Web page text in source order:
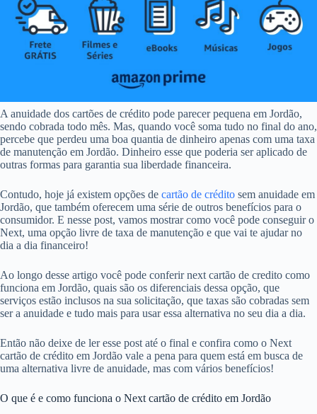
A anuidade dos cartões de crédito pode parecer pequena em Jordão,
sendo cobrada todo mês. Mas, quando você soma tudo no final do ano,
percebe que perdeu uma boa quantia de dinheiro apenas com uma taxa
de manutenção em Jordão. Dinheiro esse que poderia ser aplicado de
outras formas para garantia sua liberdade financeira.
Contudo, hoje já existem opções de cartão de crédito sem anuidade em
Jordão, que também oferecem uma série de outros benefícios para o
consumidor. E nesse post, vamos mostrar como você pode conseguir o
Next, uma opção livre de taxa de manutenção e que vai te ajudar no
dia a dia financeiro!
Ao longo desse artigo você pode conferir next cartão de credito como
funciona em Jordão, quais são os diferenciais dessa opção, que
serviços estão inclusos na sua solicitação, que taxas são cobradas sem
ser a anuidade e tudo mais para usar essa alternativa no seu dia a dia.
Então não deixe de ler esse post até o final e confira como o Next
cartão de crédito em Jordão vale a pena para quem está em busca de
uma alternativa livre de anuidade, mas com vários benefícios!
O que é e como funciona o Next cartão de crédito em Jordão